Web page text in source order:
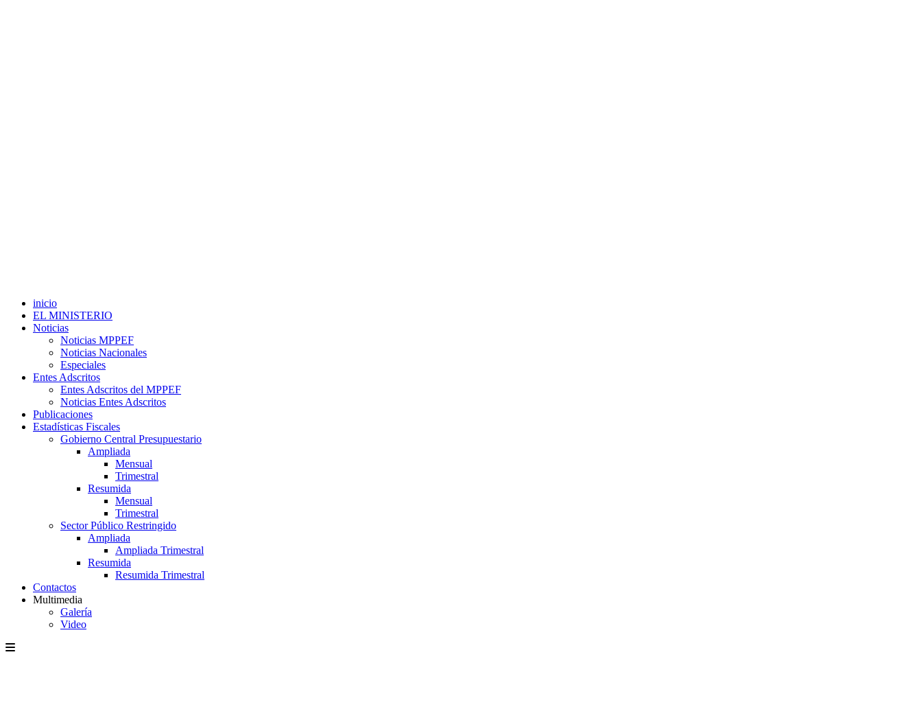
inicio
EL MINISTERIO
Noticias
Noticias MPPEF
Noticias Nacionales
Especiales
Entes Adscritos
Entes Adscritos del MPPEF
Noticias Entes Adscritos
Publicaciones
Estadísticas Fiscales
Gobierno Central Presupuestario
Ampliada
Mensual
Trimestral
Resumida
Mensual
Trimestral
Sector Público Restringido
Ampliada
Ampliada Trimestral
Resumida
Resumida Trimestral
Contactos
Multimedia
Galería
Video